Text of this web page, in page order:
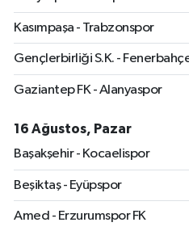
Kasımpaşa - Trabzonspor
Gençlerbirliği S.K. -
Gaziantep FK - Alanyaspor
16 Ağustos, Pazar
Başakşehir - Kocaelispor
Beşiktaş - Eyüpspor
Amed - Erzurumspor FK